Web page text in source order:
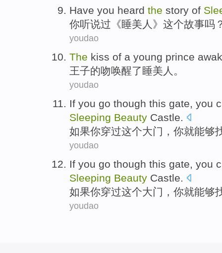
Have you heard the story of
你听说过 《睡美人》 这个故事吗
youdao
The kiss of a young prince
王子的吻唤醒了睡美人 。
youdao
If you go though this gate, you
Sleeping Beauty Castle.
如果你穿过这个大门 ，你就能够
youdao
If you go though this gate, you
Sleeping Beauty Castle.
如果你穿过这个大门 ，你就能够
youdao